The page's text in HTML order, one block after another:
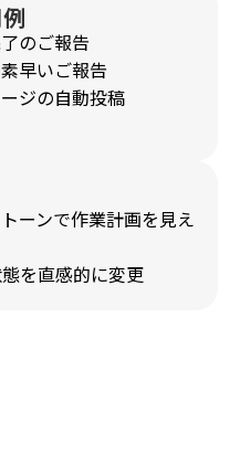
のご報告
早いご報告
ジの自動投稿
ーンで作業計画を見え
を直感的に変更